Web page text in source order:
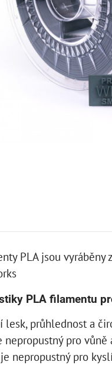
PLA jsou
PLA filamentu
lesk, průhlednost a
nepropustný pro vůně
nepropustný pro